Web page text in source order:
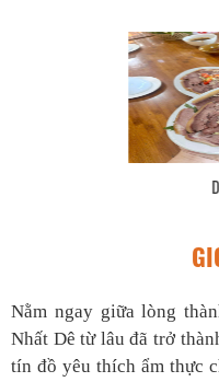
Nằm ngay giữa lòng
Nhất Dê từ lâu đã trở
tín đồ yêu thích ẩm thực